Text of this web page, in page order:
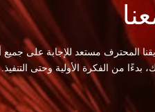
المحترف مستعد للإجابة على
من الفكرة الأولية وحتى التنفيذ.